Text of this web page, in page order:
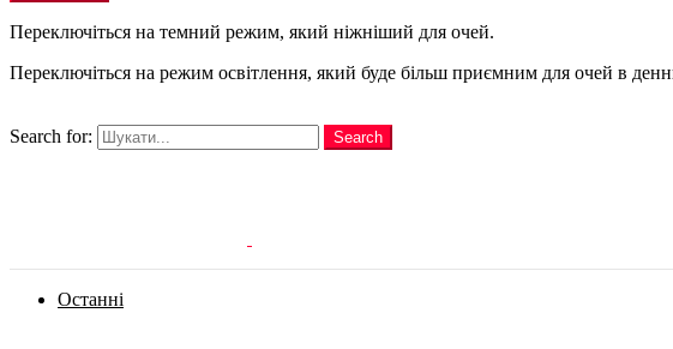
Переключіться на темний режим, який ніжніший для очей.
Переключіться на режим освітлення, який буде більш приємним для очей в
Search for:
Search
Останні